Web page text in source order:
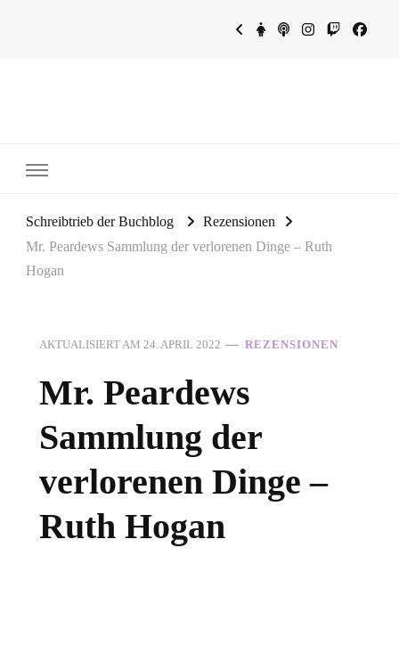
Schreibtrieb der Buchblog
Rezensionen
Mr. Peardews Sammlung der verlorenen Dinge – Ruth
Hogan
AKTUALISIERT AM 24. APRIL 2022 REZENSIONEN
Mr. Peardews
Sammlung der
verlorenen Dinge –
Ruth Hogan